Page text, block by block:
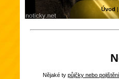
Nějaké ty půjčky nebo pojištění
Úvod |